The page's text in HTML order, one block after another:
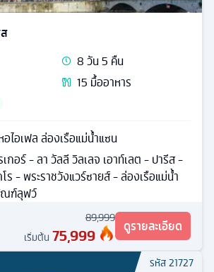
8วัน5 คืน
15 มื้ออาหาร
อไอเฟล ล่องเรือแม่น้ำแซน
เกอร์ - ลา วัลลี วิลเลจ เอาท์เลต - ปารีส -
ร - พระราชวังแวร์ซายส์ - ล่องเรือแม่น้ำ
ฑ์ลุฟว์
89,999
เริ่มต้น 75,999 ดูรายละเอียด
รหัส21727